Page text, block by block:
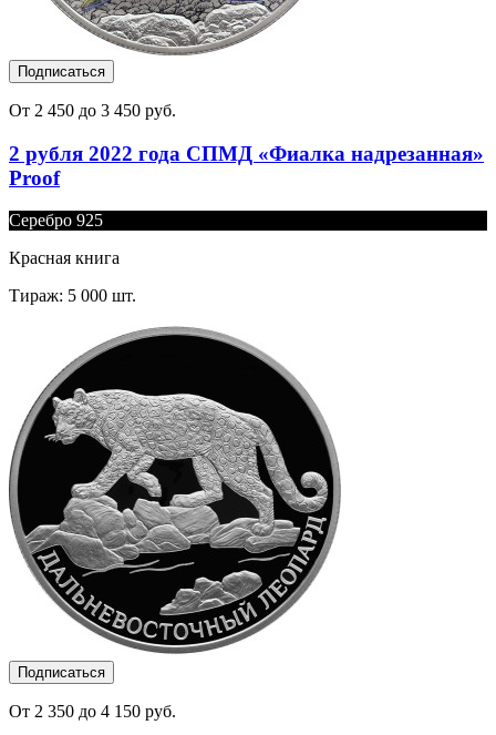
Подписаться
От 2 450 до 3 450 руб.
2 рубля 2022 года СПМД «Фиалка надрезанная»
Proof
Серебро 925
Красная книга
Тираж: 5 000 шт.
Подписаться
От 2 350 до 4 150 руб.